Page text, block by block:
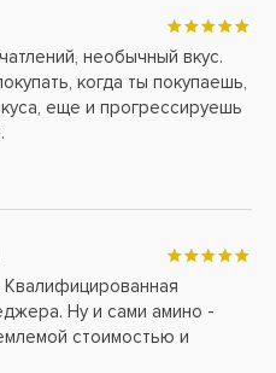
необычный вкус.
когда ты покупаешь,
еще и прогрессируешь
Ну и сами амино -
стоимостью и